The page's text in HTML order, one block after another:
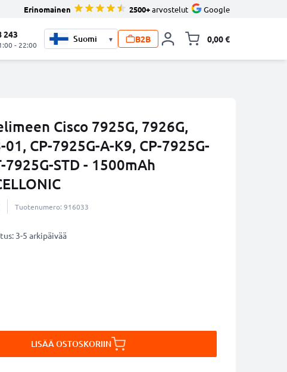
Erinomainen 2500+arvostelut Google
243
- 22:00
▾ B2B 0,00 €
Cisco 7925G, 7926G,
CP-7925G-A-K9, CP-7925G-
7925G-STD - 1500mAh
Tuotenumero: 916033
3-5 arkipäivää
LISÄÄ OSTOSKORIIN